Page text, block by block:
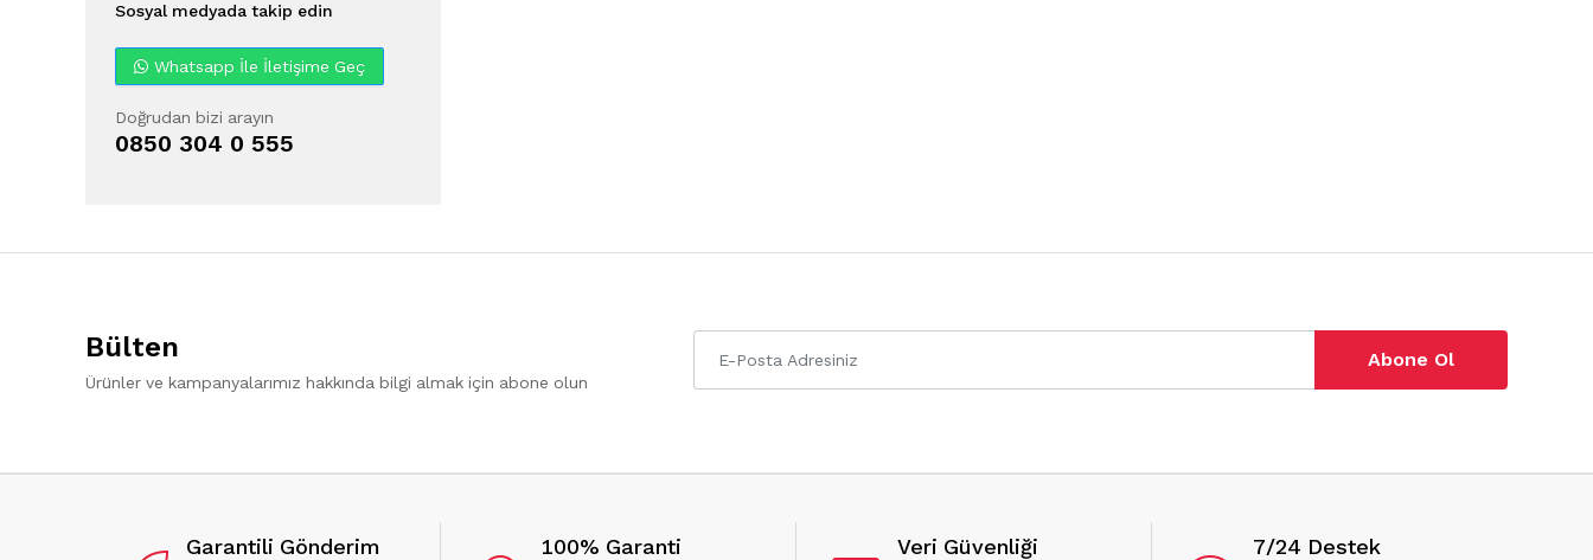
Sosyal medyada takip edin
Whatsapp İle İletişime Geç
Doğrudan bizi arayın
0850 304 0 555
Bülten
Ürünler ve kampanyalarımız hakkında bilgi almak için abone olun
Abone Ol
Garantili Gönderim 100% Garanti Veri Güvenliği 7/24 Destek